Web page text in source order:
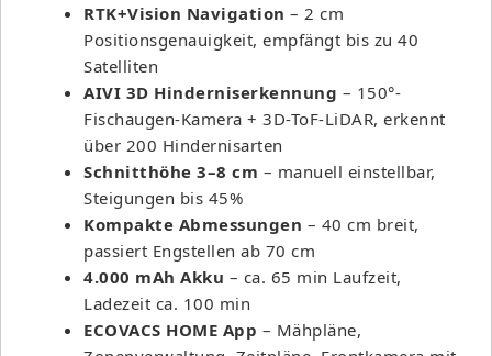
RTK+Vision Navigation – 2 cm
Positionsgenauigkeit, empfängt bis zu 40
Satelliten
AIVI 3D Hinderniserkennung – 150°-
Fischaugen-Kamera + 3D-ToF-LiDAR, erkennt
über 200 Hindernisarten
Schnitthöhe 3–8 cm – manuell einstellbar,
Steigungen bis 45%
Kompakte Abmessungen – 40 cm breit,
passiert Engstellen ab 70 cm
4.000 mAh Akku – ca. 65 min Laufzeit,
Ladezeit ca. 100 min
ECOVACS HOME App – Mähpläne,